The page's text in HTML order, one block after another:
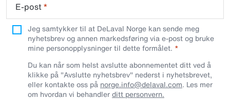
E-post*
Jeg samtykker til at DeLaval Norge kan sende meg
nyhetsbrev og annen markedsføring via e-post og bruke
mine personopplysninger til dette formålet.
Du kan når som helst avslutte abonnementet ditt ved å
klikke på "Avslutte nyhetsbrev" nederst i nyhetsbrevet,
eller kontakte oss på norge.info@delaval.com. Les mer
om hvordan vi behandlerditt personvern.